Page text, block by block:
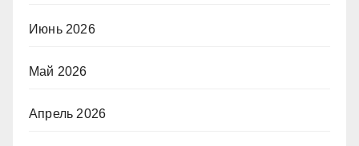
Июнь 2026
Май 2026
Апрель 2026